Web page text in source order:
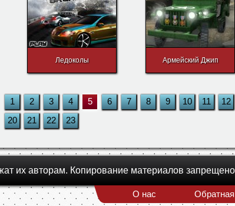
Ледоколы Армейский Джип
1 2 3 4 5 6 7 8 9 10 11 12
20
21 22 23
их авторам. Копирование материалов
О нас